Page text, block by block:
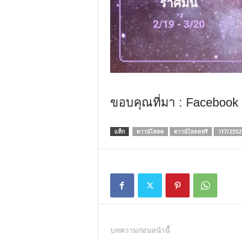
ขอบคุณที่มา : Facebook
แท็ก ดาวน์โหลด ดาวน์โหลดฟรี ว17/2552
บทความก่อนหน้านี้